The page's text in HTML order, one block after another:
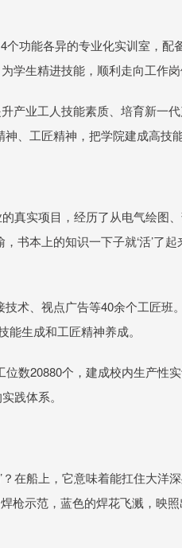
功能各异的专业化实训室，配
学生精进技能，顺利走向工作岗
产业工人技能素质、培育新一
、工匠精神，把学院建成高技能
真实项目，经历了从电气绘图
书本上的知识一下子就‘活’了起
术、视点广告等40余个工匠班
生成和工匠精神养成。
数20880个，建成校内生产性
践体系。
在船上，它意味着能扛住大洋
枪示范，蓝色的焊花飞溅，映